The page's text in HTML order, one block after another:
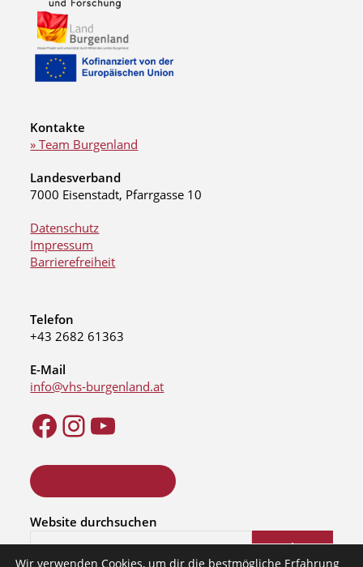
Kontakte
» Team Burgenland
Landesverband
7000 Eisenstadt, Pfarrgasse 10
Datenschutz
Impressum
Barrierefreiheit
Telefon
+43 2682 61363
E-Mail
info@vhs-burgenland.at
Website durchsuchen
Suchen
Wir verwenden Cookies, um dir die bestmögliche Erfahrung